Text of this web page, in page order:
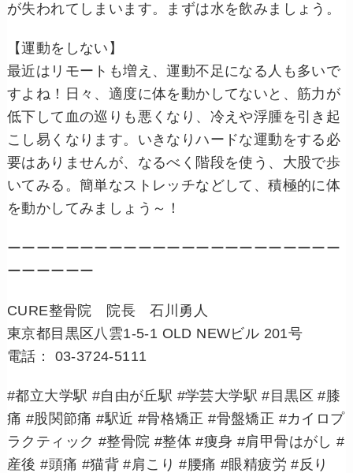
が失われてしまいます。まずは水を飲みましょう。
【運動をしない】
最近はリモートも増え、運動不足になる人も多いで
すよね！日々、適度に体を動かしてないと、筋力が
低下して血の巡りも悪くなり、冷えや浮腫を引き起
こし易くなります。いきなりハードな運動をする必
要はありませんが、なるべく階段を使う、大股で歩
いてみる。簡単なストレッチなどして、積極的に体
を動かしてみましょう～！
ーーーーーーーーーーーーーーーーーーーーーーー
ーーーーーー
CURE整骨院 院長 石川勇人
東京都目黒区八雲1-5-1 OLD NEWビル 201号
電話： 03-3724-5111
#都立大学駅 #自由が丘駅 #学芸大学駅 #目黒区 #膝
痛 #股関節痛 #駅近 #骨格矯正 #骨盤矯正 #カイロプ
ラクティック #整骨院 #整体 #痩身 #肩甲骨はがし #
産後 #頭痛 #猫背 #肩こり #腰痛 #眼精疲労 #反り